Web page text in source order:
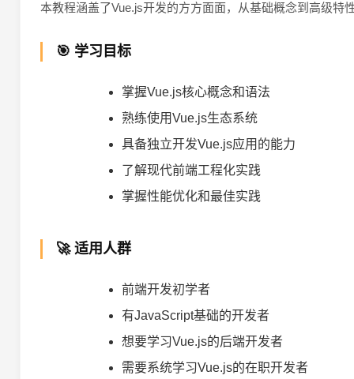
本教程涵盖了Vue.js开发的方方面面，从基础概念到高级
🎯 学习目标
掌握Vue.js核心概念和语法
熟练使用Vue.js生态系统
具备独立开发Vue.js应用的能力
了解现代前端工程化实践
掌握性能优化和最佳实践
🚀 适用人群
前端开发初学者
有JavaScript基础的开发者
想要学习Vue.js的后端开发者
需要系统学习Vue.js的在职开发者